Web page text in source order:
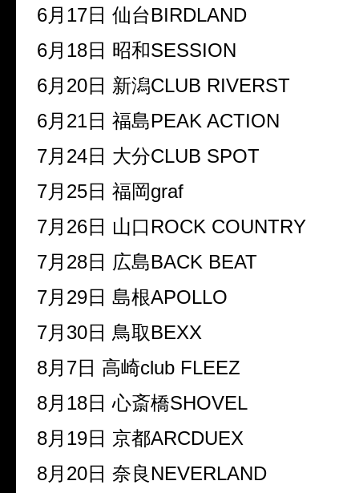
6月17日 仙台BIRDLAND
6月18日 昭和SESSION
6月20日 新潟CLUB RIVERST
6月21日 福島PEAK ACTION
7月24日 大分CLUB SPOT
7月25日 福岡graf
7月26日 山口ROCK COUNTRY
7月28日 広島BACK BEAT
7月29日 島根APOLLO
7月30日 鳥取BEXX
8月7日 高崎club FLEEZ
8月18日 心斎橋SHOVEL
8月19日 京都ARCDUEX
8月20日 奈良NEVERLAND